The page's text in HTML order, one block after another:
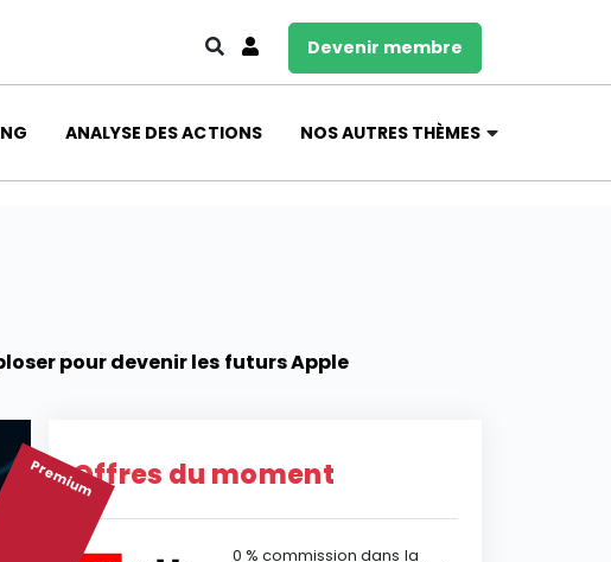
Devenir membre
ANALYSE DES ACTIONS NOS AUTRES THÈMES
pour devenir les futurs Apple
PremiumOffres du moment
0 % commission dans la